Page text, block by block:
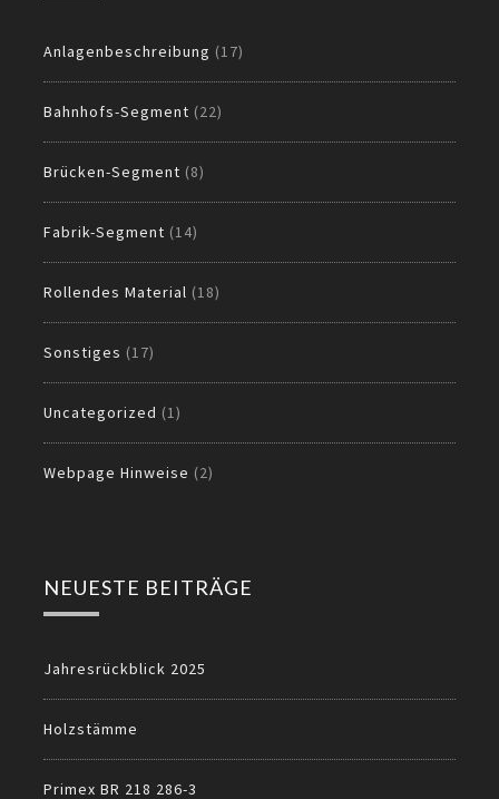
Anlagenbeschreibung (17)
Bahnhofs-Segment (22)
Brücken-Segment (8)
Fabrik-Segment (14)
Rollendes Material (18)
Sonstiges (17)
Uncategorized (1)
Webpage Hinweise (2)
NEUESTE BEITRÄGE
Jahresrückblick 2025
Holzstämme
Primex BR 218 286-3